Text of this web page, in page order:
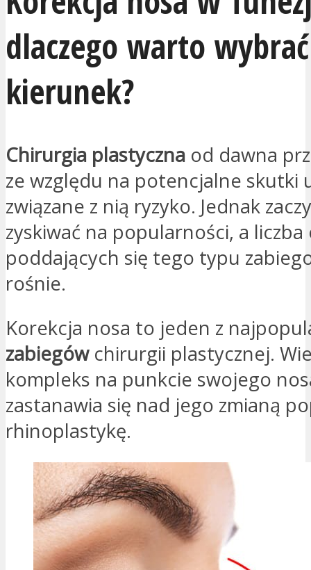
dlaczego warto
kierunek?
Chirurgia plastyczna od dawna
ze względu na potencjalne skutki
związane z nią ryzyko. Jednak
zyskiwać na popularności, a liczba
poddających się tego typu
rośnie.
Korekcja nosa to jeden z
zabiegówchirurgii plastycznej.
kompleks na punkcie swojego
zastanawia się nad jego zmianą
rhinoplastykę.